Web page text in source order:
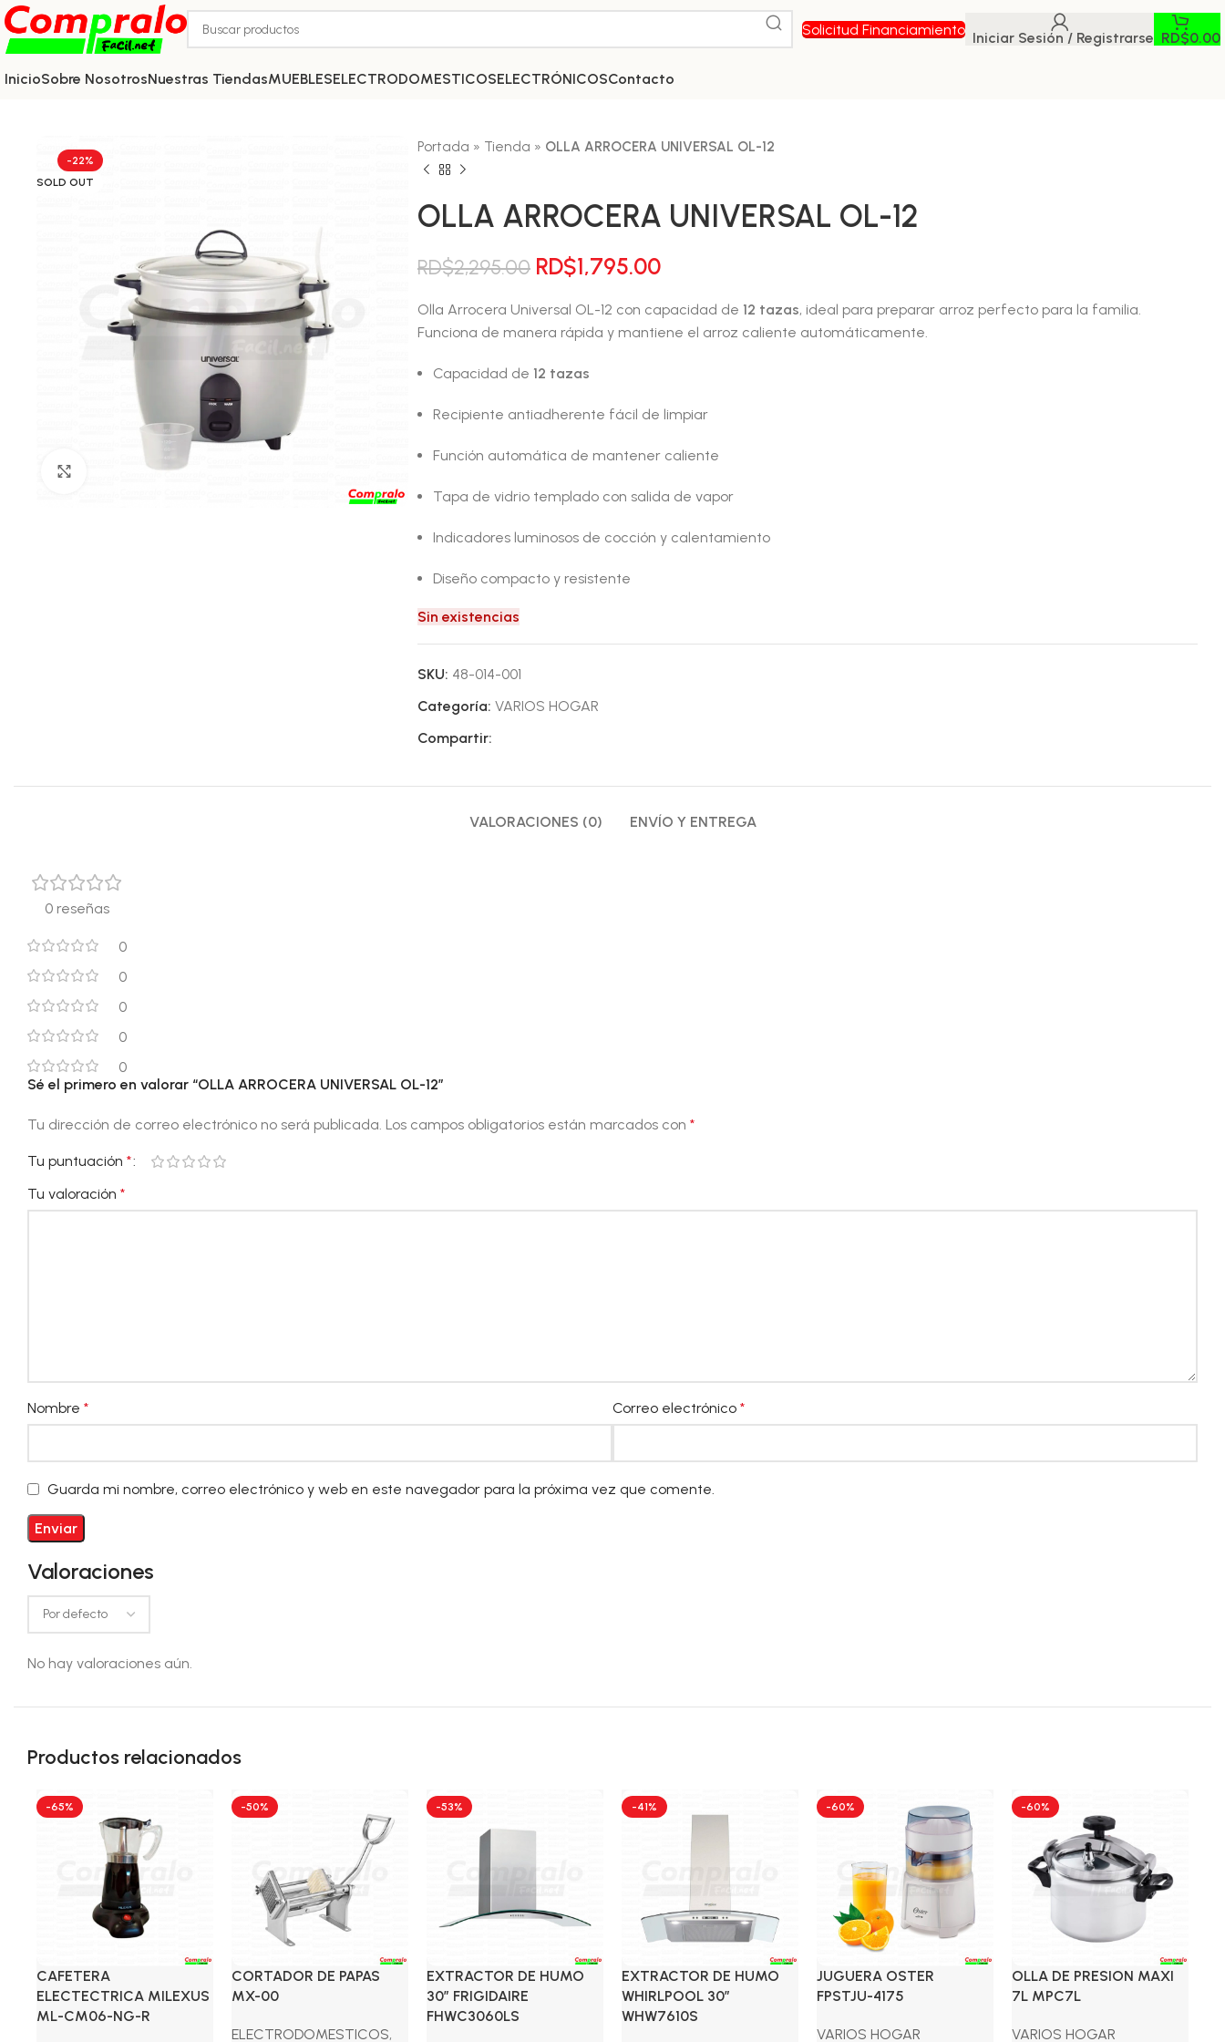
Solicitud Financiamiento Iniciar Sesión / Registrarse RD$0.00
InicioSobre NosotrosNuestras TiendasMUEBLESELECTRODOMESTICOSELECTRÓNICOSContacto
-22%
SOLD OUT
Click para agrandar
Portada » Tienda » OLLA ARROCERA UNIVERSAL OL-12
OLLA ARROCERA UNIVERSAL OL-12
RD$2,295.00 El
original
era:
RD$2,295.00.
RD$1,795.00El
actual
es:
Olla Arrocera Universal OL-12 con capacidad de 12 tazas, ideal para preparar arroz perfecto para la familia.
Funciona de manera rápida y mantiene el arroz caliente automáticamente.
Capacidad de 12 tazas
Recipiente antiadherente fácil de limpiar
Función automática de mantener caliente
Tapa de vidrio templado con salida de vapor
Indicadores luminosos de cocción y calentamiento
Diseño compacto y resistente
Sin existencias
SKU: 48-014-001
Categoría: VARIOS HOGAR
Compartir:
VALORACIONES (0) ENVÍO Y ENTREGA
0 reseñas
0
0
0
0
0
Valoraciones
No hay valoraciones aún.
Sé el primero en valorar “OLLA ARROCERA UNIVERSAL OL-12”
Tu dirección de correo electrónico no será publicada. Los campos obligatorios están marcados con *
Tu puntuación *
Tu valoración *
Nombre * Correo electrónico *
Guarda mi nombre, correo electrónico y web en este navegador para la próxima vez que comente.
Productos relacionados
-65%
CAFETERA
ELECTECTRICA MILEXUS
ML-CM06-NG-R
-50%
CORTADOR DE PAPAS
MX-00
ELECTRODOMESTICOS,
-53%
EXTRACTOR DE HUMO
30″ FRIGIDAIRE
FHWC3060LS
-41%
EXTRACTOR DE HUMO
WHIRLPOOL 30″
WHW7610S
-60%
JUGUERA OSTER
FPSTJU-4175
VARIOS HOGAR
-60%
OLLA DE PRESION MAXI
7L MPC7L
VARIOS HOGAR